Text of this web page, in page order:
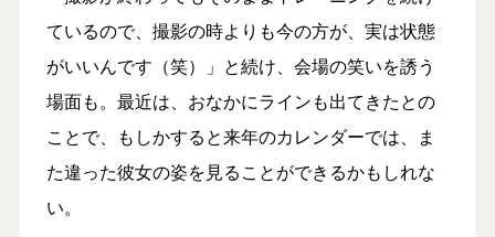
ているので、撮影の時よりも今の方が、実は状態
がいいんです（笑）」と続け、会場の笑いを誘う
場面も。最近は、おなかにラインも出てきたとの
ことで、もしかすると来年のカレンダーでは、ま
た違った彼女の姿を見ることができるかもしれな
い。